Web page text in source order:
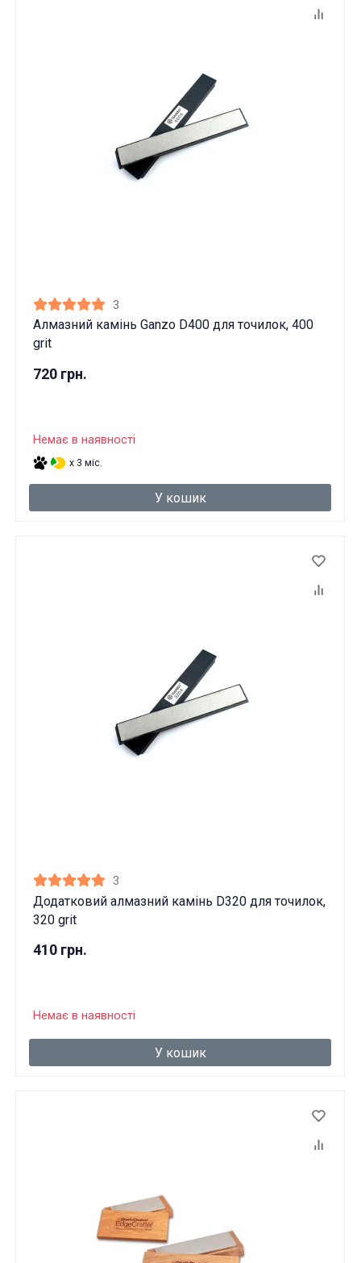
3
Алмазний камінь Ganzo D400 для точилок, 400
grit
720 грн.
Немає в наявності
x 3 міс.
У кошик
3
Додатковий алмазний камінь D320 для точилок,
320 grit
410 грн.
Немає в наявності
У кошик